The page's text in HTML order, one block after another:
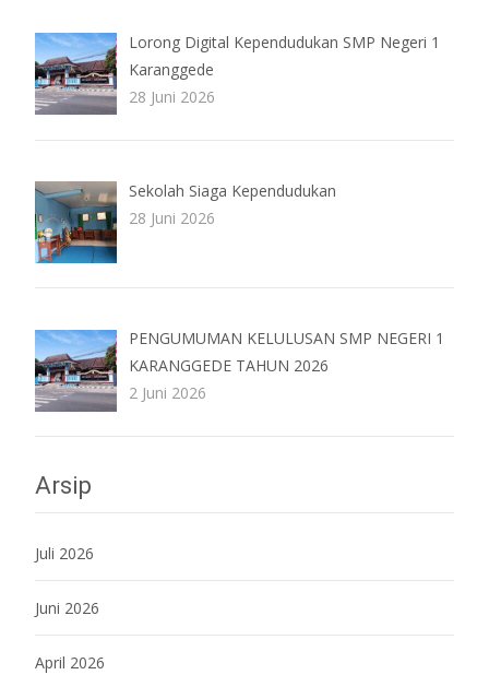
Lorong Digital Kependudukan SMP Negeri 1
Karanggede
28 Juni 2026
Sekolah Siaga Kependudukan
28 Juni 2026
PENGUMUMAN KELULUSAN SMP NEGERI 1
KARANGGEDE TAHUN 2026
2 Juni 2026
Arsip
Juli 2026
Juni 2026
April 2026